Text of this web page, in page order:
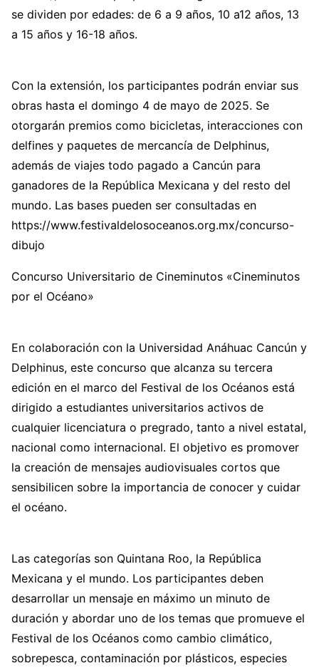
se dividen por edades: de 6 a 9 años, 10 a12 años, 13
a 15 años y 16-18 años.
Con la extensión, los participantes podrán enviar sus
obras hasta el domingo 4 de mayo de 2025. Se
otorgarán premios como bicicletas, interacciones con
delfines y paquetes de mercancía de Delphinus,
además de viajes todo pagado a Cancún para
ganadores de la República Mexicana y del resto del
mundo. Las bases pueden ser consultadas en
https://www.festivaldelosoceanos.org.mx/concurso-
dibujo
Concurso Universitario de Cineminutos «Cineminutos
por el Océano»
En colaboración con la Universidad Anáhuac Cancún y
Delphinus, este concurso que alcanza su tercera
edición en el marco del Festival de los Océanos está
dirigido a estudiantes universitarios activos de
cualquier licenciatura o pregrado, tanto a nivel estatal,
nacional como internacional. El objetivo es promover
la creación de mensajes audiovisuales cortos que
sensibilicen sobre la importancia de conocer y cuidar
el océano.
Las categorías son Quintana Roo, la República
Mexicana y el mundo. Los participantes deben
desarrollar un mensaje en máximo un minuto de
duración y abordar uno de los temas que promueve el
Festival de los Océanos como cambio climático,
sobrepesca, contaminación por plásticos, especies